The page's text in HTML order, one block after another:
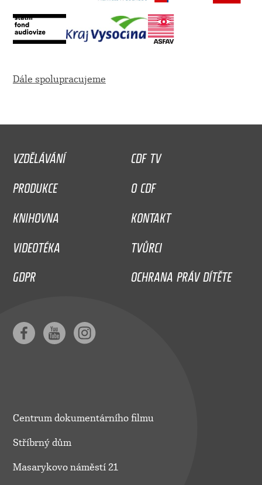
Dále spolupracujeme
VZDĚLÁVÁNÍ
CDF TV
PRODUKCE
O CDF
KNIHOVNA
KONTAKT
VIDEOTÉKA
TVŮRCI
GDPR
OCHRANA PRÁV DÍTĚTE
Centrum dokumentárního filmu
Stříbrný dům
Masarykovo náměstí 21